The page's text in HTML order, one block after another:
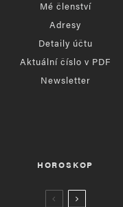
Mé členství
Adresy
Detaily účtu
Aktuální číslo v PDF
Newsletter
HOROSKOP